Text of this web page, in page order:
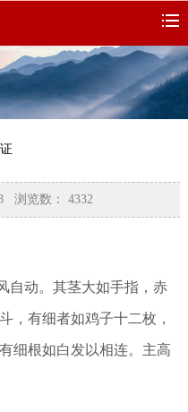
浏览数： 4332
动。其茎大如手指，赤
，有细者如鸡子十二枚，
细根如白发以相连。主高